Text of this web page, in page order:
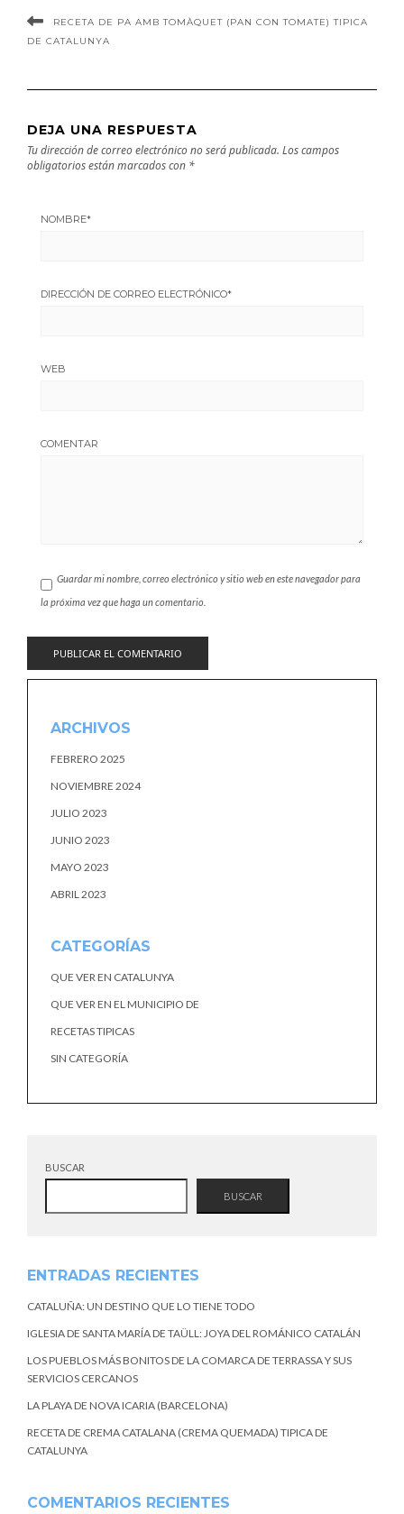
RECETA DE PA AMB TOMÀQUET (PAN CON TOMATE) TIPICA
DE CATALUNYA
DEJA UNA RESPUESTA
Tu dirección de correo electrónico no será publicada. Los campos
obligatorios están marcados con *
NOMBRE*
DIRECCIÓN DE CORREO ELECTRÓNICO*
WEB
COMENTAR
Guardar mi nombre, correo electrónico y sitio web en este navegador para
la próxima vez que haga un comentario.
ARCHIVOS
FEBRERO 2025
NOVIEMBRE 2024
JULIO 2023
JUNIO 2023
MAYO 2023
ABRIL 2023
CATEGORÍAS
QUE VER EN CATALUNYA
QUE VER EN EL MUNICIPIO DE
RECETAS TIPICAS
SIN CATEGORÍA
BUSCAR
BUSCAR
ENTRADAS RECIENTES
CATALUÑA: UN DESTINO QUE LO TIENE TODO
IGLESIA DE SANTA MARÍA DE TAÜLL: JOYA DEL ROMÁNICO CATALÁN
LOS PUEBLOS MÁS BONITOS DE LA COMARCA DE TERRASSA Y SUS
SERVICIOS CERCANOS
LA PLAYA DE NOVA ICARIA (BARCELONA)
RECETA DE CREMA CATALANA (CREMA QUEMADA) TIPICA DE
CATALUNYA
COMENTARIOS RECIENTES